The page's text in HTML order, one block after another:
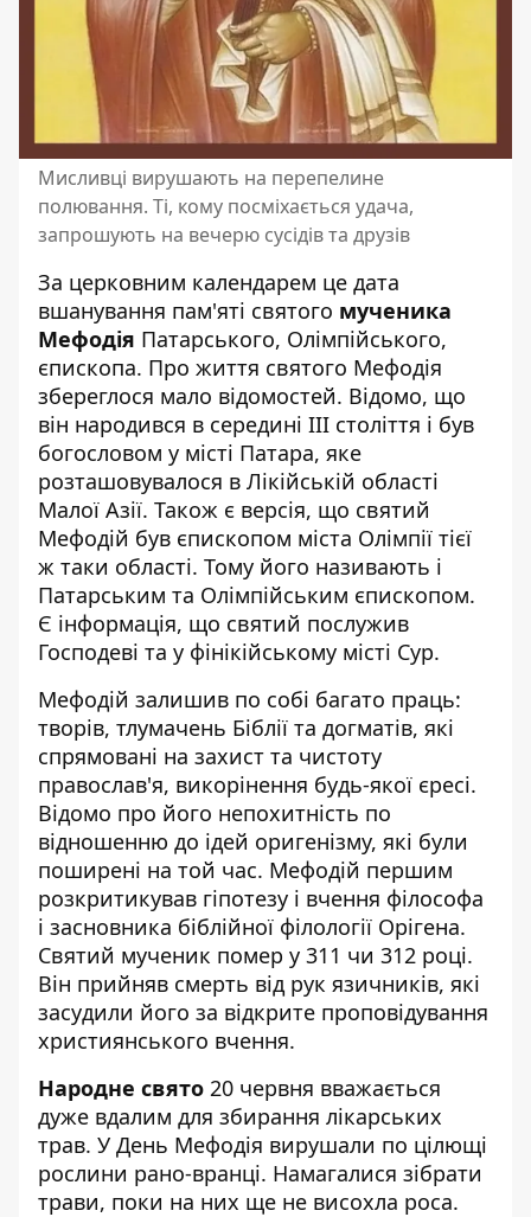
Мисливці вирушають на перепелине
полювання. Ті, кому посміхається удача,
запрошують на вечерю сусідів та друзів
За церковним календарем це дата
вшанування пам'яті святого мученика
Мефодія Патарського, Олімпійського,
єпископа. Про життя святого Мефодія
збереглося мало відомостей. Відомо, що
він народився в середині III століття і був
богословом у місті Патара, яке
розташовувалося в Лікійській області
Малої Азії. Також є версія, що святий
Мефодій був єпископом міста Олімпії тієї
ж таки області. Тому його називають і
Патарським та Олімпійським єпископом.
Є інформація, що святий послужив
Господеві та у фінікійському місті Сур.
Мефодій залишив по собі багато праць:
творів, тлумачень Біблії та догматів, які
спрямовані на захист та чистоту
православ'я, викорінення будь-якої єресі.
Відомо про його непохитність по
відношенню до ідей оригенізму, які були
поширені на той час. Мефодій першим
розкритикував гіпотезу і вчення філософа
і засновника біблійної філології Орігена.
Святий мученик помер у 311 чи 312 році.
Він прийняв смерть від рук язичників, які
засудили його за відкрите проповідування
християнського вчення.
Народне свято 20 червня вважається
дуже вдалим для збирання лікарських
трав. У День Мефодія вирушали по цілющі
рослини рано-вранці. Намагалися зібрати
трави, поки на них ще не висохла роса.